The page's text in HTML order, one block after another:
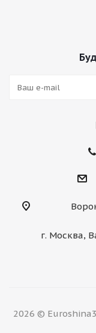
г. Москва,
2026 ©